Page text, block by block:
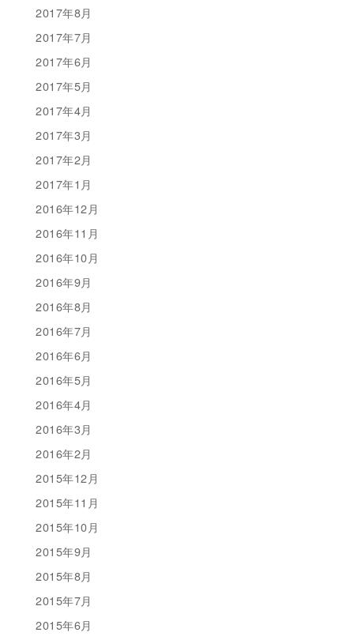
2017年8月
2017年7月
2017年6月
2017年5月
2017年4月
2017年3月
2017年2月
2017年1月
2016年12月
2016年11月
2016年10月
2016年9月
2016年8月
2016年7月
2016年6月
2016年5月
2016年4月
2016年3月
2016年2月
2015年12月
2015年11月
2015年10月
2015年9月
2015年8月
2015年7月
2015年6月